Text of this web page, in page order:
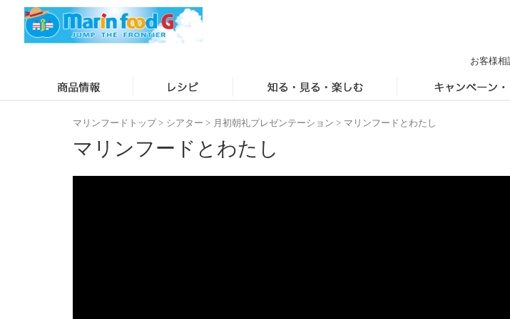
お客様相
マリンフードトップ> シアター > 月初朝礼プレゼンテーション > マリンフードとわたし
マリンフードとわたし